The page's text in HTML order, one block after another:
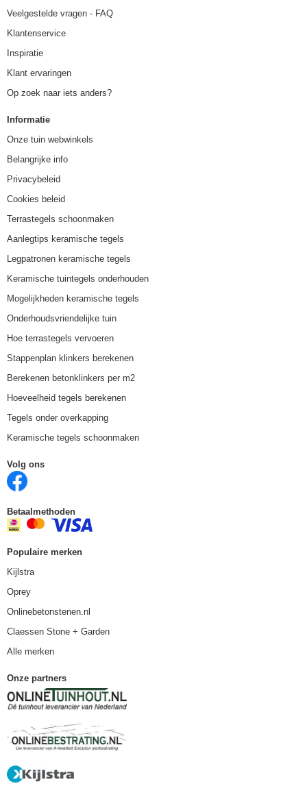
Veelgestelde vragen - FAQ
Klantenservice
Inspiratie
Klant ervaringen
Op zoek naar iets anders?
Informatie
Onze tuin webwinkels
Belangrijke info
Privacybeleid
Cookies beleid
Terrastegels schoonmaken
Aanlegtips keramische tegels
Legpatronen keramische tegels
Keramische tuintegels onderhouden
Mogelijkheden keramische tegels
Onderhoudsvriendelijke tuin
Hoe terrastegels vervoeren
Stappenplan klinkers berekenen
Berekenen betonklinkers per m2
Hoeveelheid tegels berekenen
Tegels onder overkapping
Keramische tegels schoonmaken
Volg ons
Betaalmethoden
Populaire merken
Kijlstra
Oprey
Onlinebetonstenen.nl
Claessen Stone + Garden
Alle merken
Onze partners